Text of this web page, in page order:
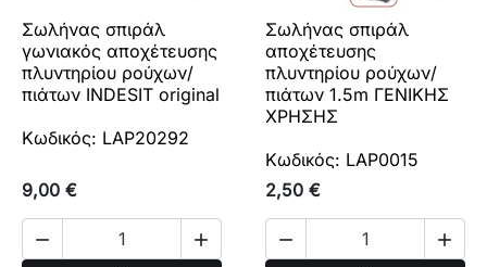
Σωλήνας σπιράλ
γωνιακός αποχέτευσης
πλυντηρίου ρούχων/
πιάτων INDESIT original
Κωδικός: LAP20292
9,00 €
 
Σωλήνας σπιράλ
αποχέτευσης
πλυντηρίου ρούχων/
πιάτων 1.5m ΓΕΝΙΚΗΣ
ΧΡΗΣΗΣ
Κωδικός: LAP0015
2,50 €
 